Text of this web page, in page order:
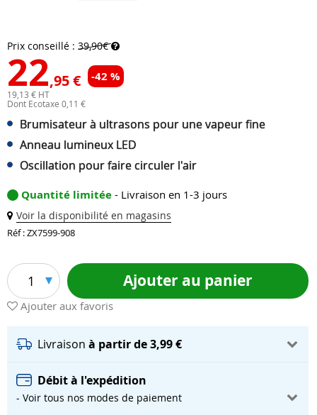
Prix conseillé : 39,90€
22,95 € -42 %
19,13 € HT
Dont Ecotaxe 0,11 €
Brumisateur à ultrasons pour une vapeur fine
Anneau lumineux LED
Oscillation pour faire circuler l'air
Quantité limitée - Livraison en 1-3 jours
Voir la disponibilité en magasins
Réf : ZX7599-908
1 Ajouter au panier
Ajouter aux favoris
Livraison à partir de 3,99 €
Débit à l'expédition
- Voir tous nos modes de paiement